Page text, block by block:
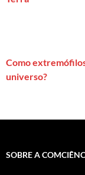
Como
universo?
SOBRE A